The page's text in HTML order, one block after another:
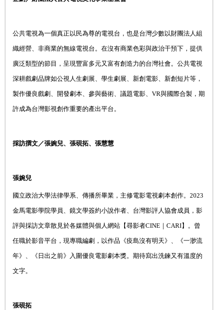
公共電視為一個真正以民為尊的電視台，也是台灣少數以財團法人組
織經營、非商業的無線電視台。在沒有商業色彩與政治干預下，提供
廣泛類型的節目，呈現豐富多元又富有創造力的台灣社會。公共電視
深耕戲劇品牌如公視人生劇展、學生劇展、新創電影、新創短片等，
製作優良戲劇、開發劇本、參與藝術、議題電影、 VR與國際合製，期
許成為台灣影視創作重要的產出平台。
採訪撰文／張婉兒、張硯拓、張慧慧
張婉兒
國立政治大學法律學系、傳播所畢業，主修電影電視劇本創作。2023
金馬電影學院學員、鏡文學簽約小說作者、台灣影評人協會成員，影
評與採訪文章散見於各媒體與個人網站【尋影者CINE｜CARI】。曾
任職於影音平台，現專職編劇，以作品《疫島沒有明天》、《一渺流
年》、《日出之前》入圍優良電影劇本獎。期待寫出洗鍊又有溫度的
文字。
張硯拓